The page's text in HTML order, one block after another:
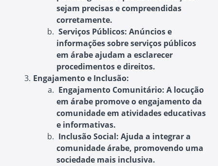
sejam precisas e compreendidas
corretamente.
Serviços Públicos: Anúncios e
informações sobre serviços públicos
em árabe ajudam a esclarecer
procedimentos e direitos.
Engajamento e Inclusão:
Engajamento Comunitário: A locução
em árabe promove o engajamento da
comunidade em atividades educativas
e informativas.
Inclusão Social: Ajuda a integrar a
comunidade árabe, promovendo uma
sociedade mais inclusiva.